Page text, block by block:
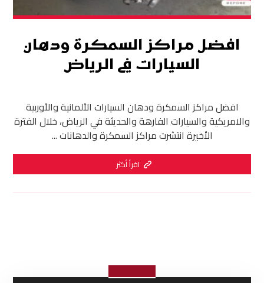
افضل مراكز السمكرة ودهان
السيارات في الرياض
افضل مراكز السمكرة ودهان السيارات الألمانية والأوربية
والامريكية والسيارات الفارهة والحديثة في الرياض، خلال الفترة
الأخيرة انتشرت مراكز السمكرة والدهانات ...
اقرأ أكثر